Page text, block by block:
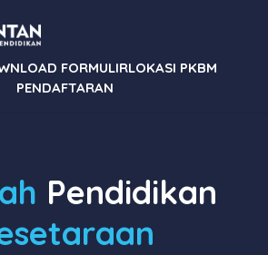
FORMULIRLOKASI PKBM
PENDAFTARAN
Pendidikan